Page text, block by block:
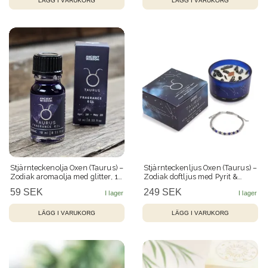
Stjärnteckenolja Oxen (Taurus) –
Zodiak aromaolja med glitter, 10
59 SEK
Stjärnteckenljus Oxen (Taurus) –
Zodiak doftljus med Pyrit &
249 SEK